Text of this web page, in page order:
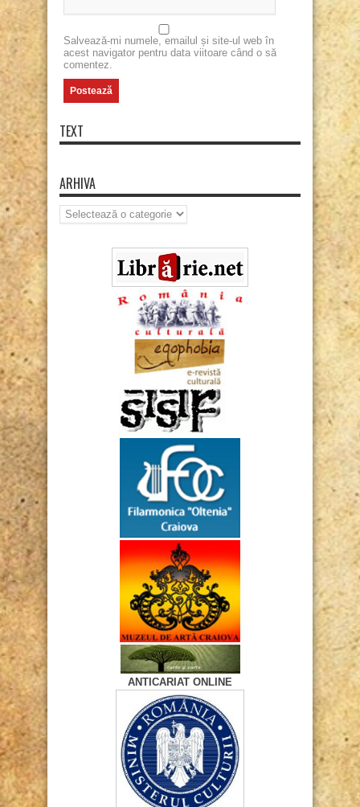
Salvează-mi numele, emailul și site-ul web în
acest navigator pentru data viitoare când o să
comentez.
TEXT
ARHIVA
Arhiva
ANTICARIAT ONLINE